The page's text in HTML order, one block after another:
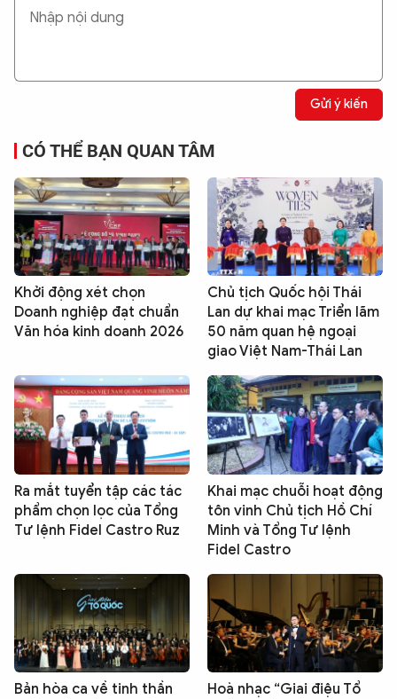
Gửi ý kiến
CÓ THỂ BẠN QUAN TÂM
Khởi động xét chọn
Doanh nghiệp đạt chuẩn
Văn hóa kinh doanh 2026
Chủ tịch Quốc hội Thái
Lan dự khai mạc Triển lãm
50 năm quan hệ ngoại
giao Việt Nam-Thái Lan
Ra mắt tuyển tập các tác
phẩm chọn lọc của Tổng
Tư lệnh Fidel Castro Ruz
Khai mạc chuỗi hoạt động
tôn vinh Chủ tịch Hồ Chí
Minh và Tổng Tư lệnh
Fidel Castro
Bản hòa ca về tinh thần
Hoà nhạc “Giai điệu Tổ